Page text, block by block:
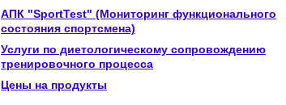
АПК "SportTest" (Мониторинг функционального
состояния спортсмена)
Услуги по диетологическому сопровождению
тренировочного процесса
Цены на продукты